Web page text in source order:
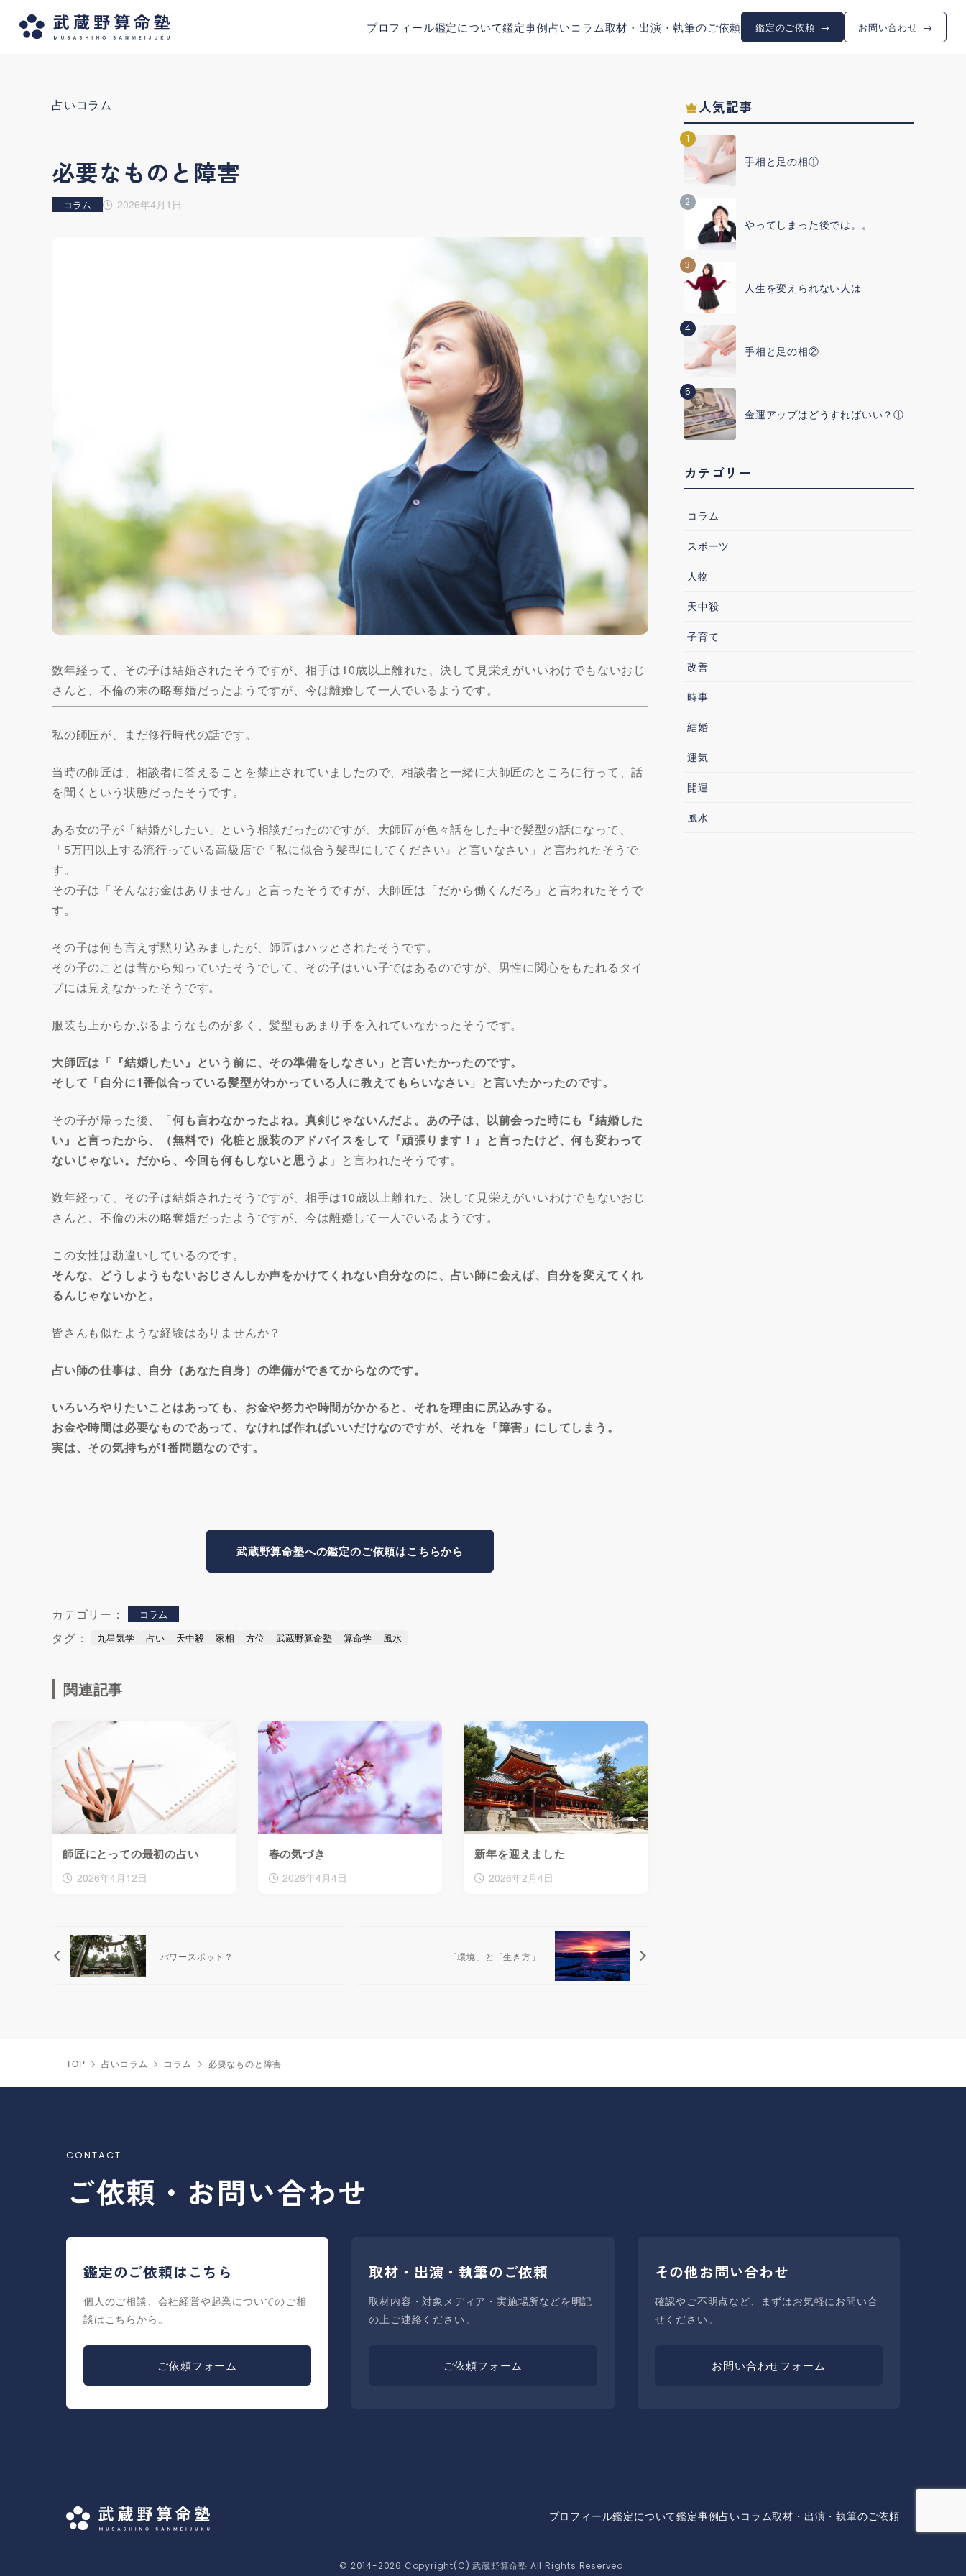
プロフィール鑑定について鑑定事例占いコラム取材・出演・執筆のご依頼 鑑定のご依頼 お問い合わせ
占いコラム
必要なものと障害
2026年4月1日
コラム
数年経って、その子は結婚されたそうですが、相手は10歳以上離れた、決して見栄えがいいわけでもないおじ
さんと、不倫の末の略奪婚だったようですが、今は離婚して一人でいるようです。
私の師匠が、まだ修行時代の話です。
当時の師匠は、相談者に答えることを禁止されていましたので、相談者と一緒に大師匠のところに行って、話
を聞くという状態だったそうです。
ある女の子が「結婚がしたい」という相談だったのですが、大師匠が色々話をした中で髪型の話になって、
「5万円以上する流行っている高級店で『私に似合う髪型にしてください』と言いなさい」と言われたそうで
す。
その子は「そんなお金はありません」と言ったそうですが、大師匠は「だから働くんだろ」と言われたそうで
す。
その子は何も言えず黙り込みましたが、師匠はハッとされたそうです。
その子のことは昔から知っていたそうでして、その子はいい子ではあるのですが、男性に関心をもたれるタイ
プには見えなかったそうです。
服装も上からかぶるようなものが多く、髪型もあまり手を入れていなかったそうです。
大師匠は「『結婚したい』という前に、その準備をしなさい」と言いたかったのです。
そして「自分に1番似合っている髪型がわかっている人に教えてもらいなさい」と言いたかったのです。
その子が帰った後、「何も言わなかったよね。真剣じゃないんだよ。あの子は、以前会った時にも『結婚した
い』と言ったから、（無料で）化粧と服装のアドバイスをして『頑張ります！』と言ったけど、何も変わって
ないじゃない。だから、今回も何もしないと思うよ 」と言われたそうです。
数年経って、その子は結婚されたそうですが、相手は10歳以上離れた、決して見栄えがいいわけでもないおじ
さんと、不倫の末の略奪婚だったようですが、今は離婚して一人でいるようです。
この女性は勘違いしているのです。
そんな、どうしようもないおじさんしか声をかけてくれない自分なのに、占い師に会えば、自分を変えてくれ
るんじゃないかと。
皆さんも似たような経験はありませんか？
占い師の仕事は、自分（あなた自身）の準備ができてからなのです。
いろいろやりたいことはあっても、お金や努力や時間がかかると、それを理由に尻込みする。
お金や時間は必要なものであって、なければ作ればいいだけなのですが、それを「障害」にしてしまう。
実は、その気持ちが1番問題なのです。
武蔵野算命塾への鑑定のご依頼はこちらから
カテゴリー： コラム
タグ： 九星気学 占い 天中殺 家相 方位 武蔵野算命塾 算命学 風水
関連記事
師匠にとっての最初の占い
2026年4月12日
春の気づき
2026年4月4日
新年を迎えました
2026年2月4日
パワースポット？ 「環境」と「生き方」
人気記事
1
手相と足の相①
2
やってしまった後では。。
3
人生を変えられない人は
4
手相と足の相②
5
金運アップはどうすればいい？①
カテゴリー
コラム
スポーツ
人物
天中殺
子育て
改善
時事
結婚
運気
開運
風水
TOP 占いコラム コラム 必要なものと障害
CONTACT
ご依頼・お問い合わせ
鑑定のご依頼はこちら
個人のご相談、会社経営や起業についてのご相
談はこちらから。
ご依頼フォーム
取材・出演・執筆のご依頼
取材内容・対象メディア・実施場所などを明記
の上ご連絡ください。
ご依頼フォーム
その他お問い合わせ
確認やご不明点など、まずはお気軽にお問い合
せください。
お問い合わせフォーム
プロフィール鑑定について鑑定事例占いコラム取材・出演・執筆のご依頼
© 2014-2026 Copyright(C) 武蔵野算命塾 All Rights Reserved.